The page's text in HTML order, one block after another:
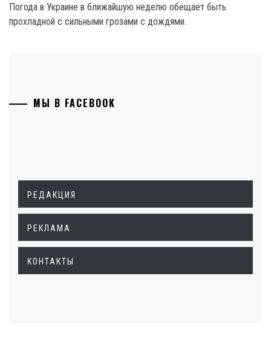
Погода в Украине в ближайшую неделю обещает быть
прохладной с сильными грозами с дождями.
МЫ В FACEBOOK
РЕДАКЦИЯ
РЕКЛАМА
КОНТАКТЫ